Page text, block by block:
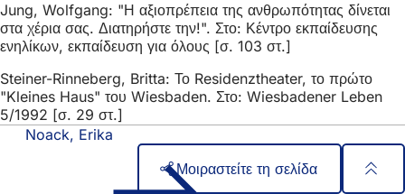
Jung, Wolfgang: "Η αξιοπρέπεια της ανθρωπότητας δίνεται
στα χέρια σας. Διατηρήστε την!". Στο: Κέντρο εκπαίδευσης
ενηλίκων, εκπαίδευση για όλους [σ. 103 στ.]
Steiner-Rinneberg, Britta: Το Residenztheater, το πρώτο
"Kleines Haus" του Wiesbaden. Στο: Wiesbadener Leben
5/1992 [σ. 29 στ.]
Noack, Erika
Μοιραστείτε τη σελίδα